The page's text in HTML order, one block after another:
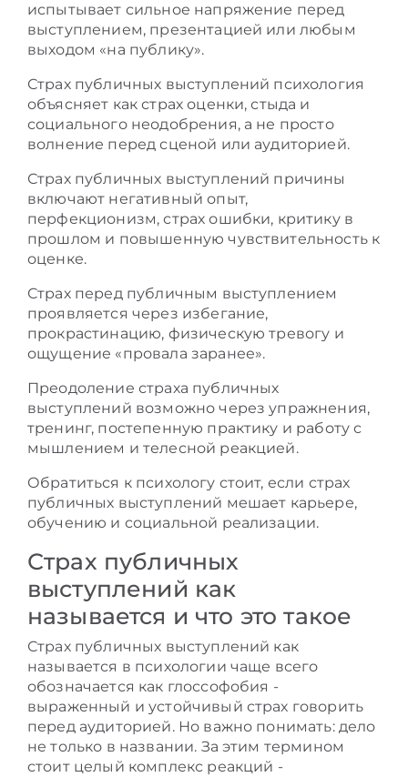
испытывает сильное напряжение перед
выступлением, презентацией или любым
выходом «на публику».
Страх публичных выступлений психология
объясняет как страх оценки, стыда и
социального неодобрения, а не просто
волнение перед сценой или аудиторией.
Страх публичных выступлений причины
включают негативный опыт,
перфекционизм, страх ошибки, критику в
прошлом и повышенную чувствительность к
оценке.
Страх перед публичным выступлением
проявляется через избегание,
прокрастинацию, физическую тревогу и
ощущение «провала заранее».
Преодоление страха публичных
выступлений возможно через упражнения,
тренинг, постепенную практику и работу с
мышлением и телесной реакцией.
Обратиться к психологу стоит, если страх
публичных выступлений мешает карьере,
обучению и социальной реализации.
Страх публичных
выступлений как
называется и что это такое
Страх публичных выступлений как
называется в психологии чаще всего
обозначается как глоссофобия -
выраженный и устойчивый страх говорить
перед аудиторией. Но важно понимать: дело
не только в названии. За этим термином
стоит целый комплекс реакций -